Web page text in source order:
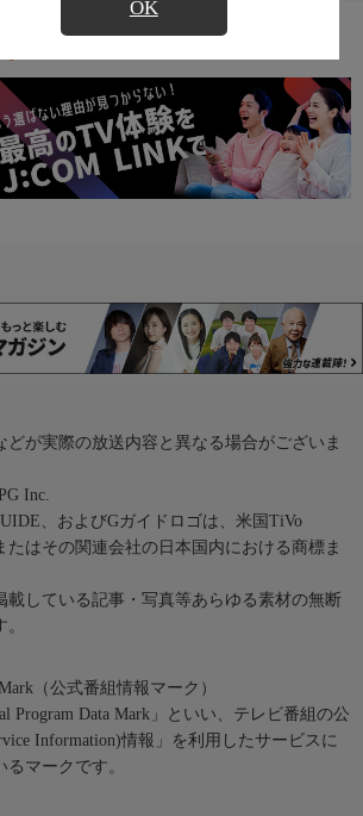
OK
情報
どが実際の放送内容と異なる場合がございま
Inc.
、およびGガイドロゴは、米国TiVo
たはその関連会社の日本国内における商標ま
載している記事・写真等あらゆる素材の無断
（公式番組情報マーク）
Program Data Mark」といい、テレビ番組の公
Information)情報」を利用したサービスに
マークです。